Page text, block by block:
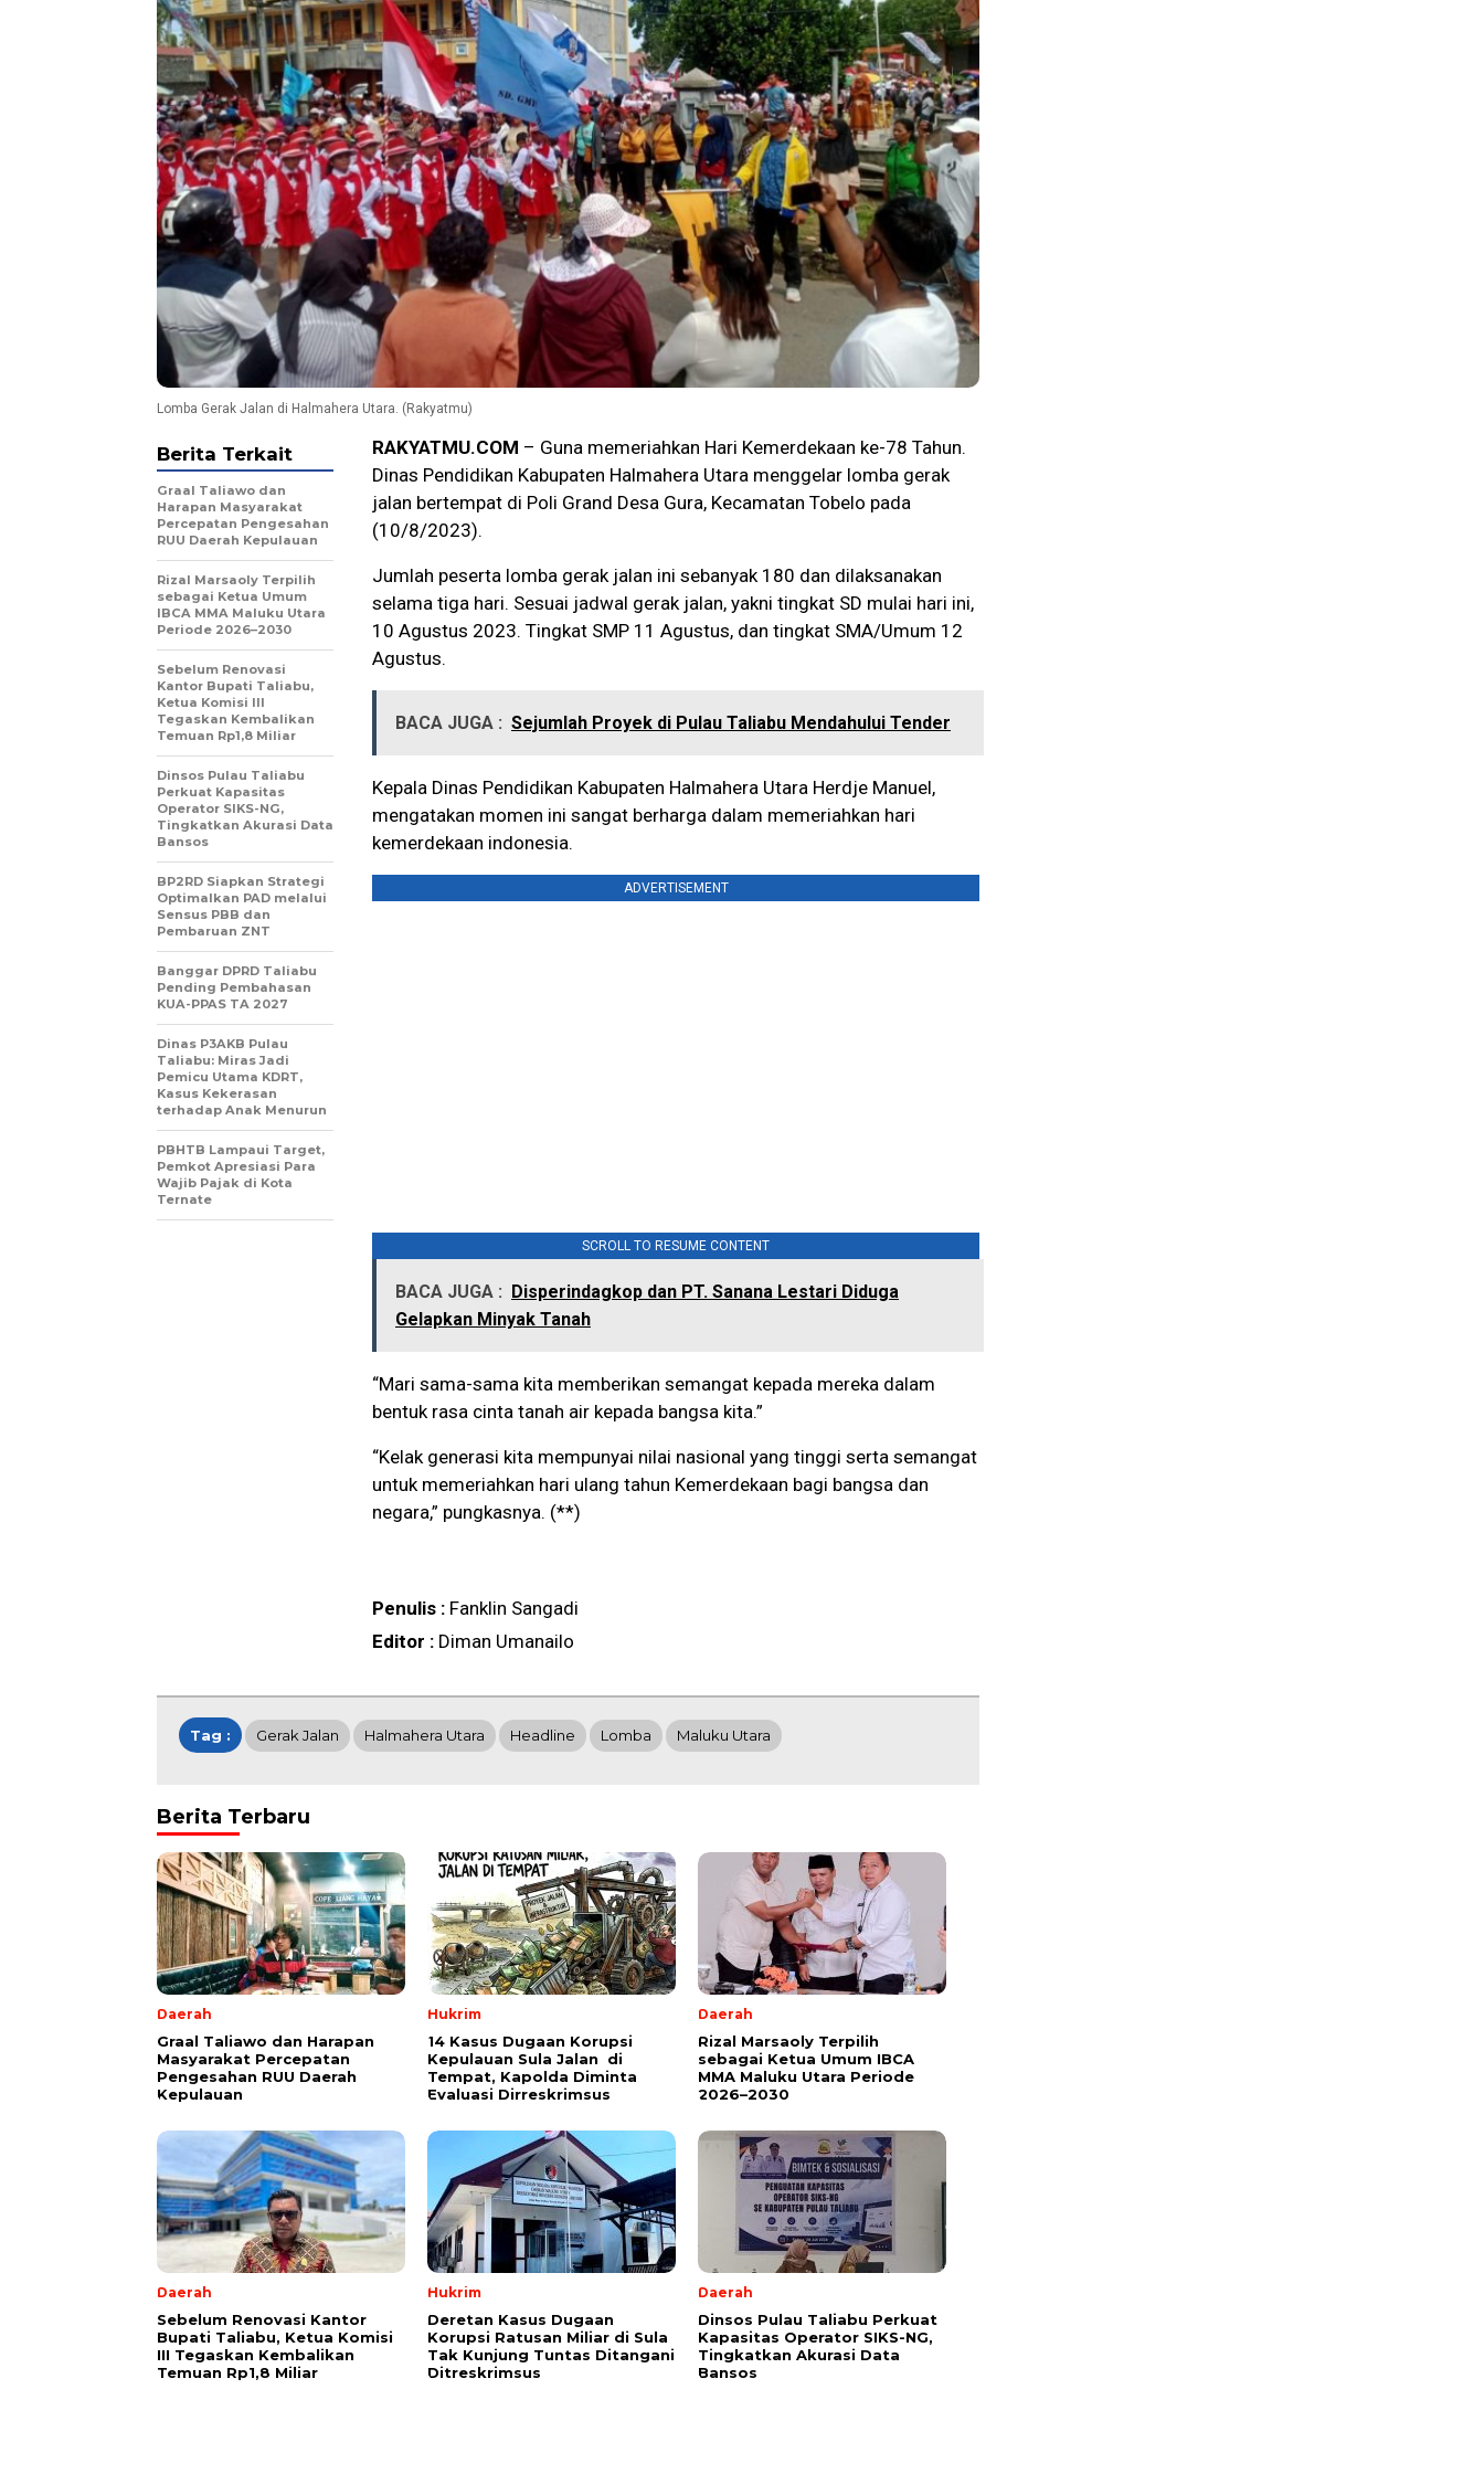
Lomba Gerak Jalan di Halmahera Utara. (Rakyatmu)
RAKYATMU.COM – Guna memeriahkan Hari Kemerdekaan ke-78 Tahun.
Dinas Pendidikan Kabupaten Halmahera Utara menggelar lomba gerak
jalan bertempat di Poli Grand Desa Gura, Kecamatan Tobelo pada
(10/8/2023).
Jumlah peserta lomba gerak jalan ini sebanyak 180 dan dilaksanakan
selama tiga hari. Sesuai jadwal gerak jalan, yakni tingkat SD mulai hari ini,
10 Agustus 2023. Tingkat SMP 11 Agustus, dan tingkat SMA/Umum 12
Agustus.
BACA JUGA : Sejumlah Proyek di Pulau Taliabu Mendahului Tender
Kepala Dinas Pendidikan Kabupaten Halmahera Utara Herdje Manuel,
mengatakan momen ini sangat berharga dalam memeriahkan hari
kemerdekaan indonesia.
ADVERTISEMENT
SCROLL TO RESUME CONTENT
BACA JUGA : Disperindagkop dan PT. Sanana Lestari Diduga
Gelapkan Minyak Tanah
“Mari sama-sama kita memberikan semangat kepada mereka dalam
bentuk rasa cinta tanah air kepada bangsa kita.”
“Kelak generasi kita mempunyai nilai nasional yang tinggi serta semangat
untuk memeriahkan hari ulang tahun Kemerdekaan bagi bangsa dan
negara,” pungkasnya. (**)
Penulis : Fanklin Sangadi
Editor : Diman Umanailo
Berita Terkait
Graal Taliawo dan
Harapan Masyarakat
Percepatan Pengesahan
RUU Daerah Kepulauan
Rizal Marsaoly Terpilih
sebagai Ketua Umum
IBCA MMA Maluku Utara
Periode 2026–2030
Sebelum Renovasi
Kantor Bupati Taliabu,
Ketua Komisi III
Tegaskan Kembalikan
Temuan Rp1,8 Miliar
Dinsos Pulau Taliabu
Perkuat Kapasitas
Operator SIKS-NG,
Tingkatkan Akurasi Data
Bansos
BP2RD Siapkan Strategi
Optimalkan PAD melalui
Sensus PBB dan
Pembaruan ZNT
Banggar DPRD Taliabu
Pending Pembahasan
KUA-PPAS TA 2027
Dinas P3AKB Pulau
Taliabu: Miras Jadi
Pemicu Utama KDRT,
Kasus Kekerasan
terhadap Anak Menurun
PBHTB Lampaui Target,
Pemkot Apresiasi Para
Wajib Pajak di Kota
Ternate
Tag : Gerak Jalan Halmahera Utara Headline Lomba Maluku Utara
Berita Terbaru
Daerah
Graal Taliawo dan Harapan
Masyarakat Percepatan
Pengesahan RUU Daerah
Kepulauan
Hukrim
14 Kasus Dugaan Korupsi
Kepulauan Sula Jalan di
Tempat, Kapolda Diminta
Evaluasi Dirreskrimsus
Daerah
Rizal Marsaoly Terpilih
sebagai Ketua Umum IBCA
MMA Maluku Utara Periode
2026–2030
Daerah
Sebelum Renovasi Kantor
Bupati Taliabu, Ketua Komisi
III Tegaskan Kembalikan
Temuan Rp1,8 Miliar
Hukrim
Deretan Kasus Dugaan
Korupsi Ratusan Miliar di Sula
Tak Kunjung Tuntas Ditangani
Ditreskrimsus
Daerah
Dinsos Pulau Taliabu Perkuat
Kapasitas Operator SIKS-NG,
Tingkatkan Akurasi Data
Bansos